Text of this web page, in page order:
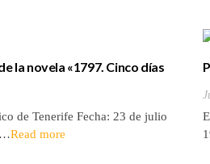
la novela «1797. Cinco días
de Tenerife Fecha: 23 de julio
Read more